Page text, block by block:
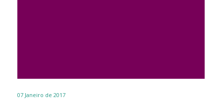
07 Janeiro de 2017